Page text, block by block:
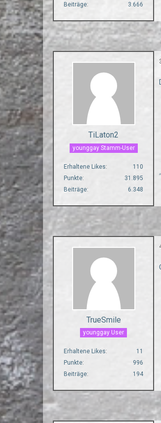
Beiträge
3.666
TiLaton2
younggay Stamm-User
Erhaltene Likes
110
Punkte
31.895
Beiträge
6.348
TrueSmile
younggay User
Erhaltene Likes
11
Punkte
996
Beiträge
194